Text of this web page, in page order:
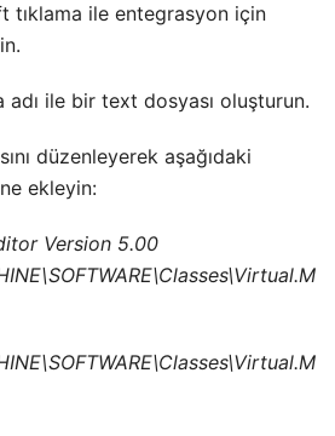
tıklama ile entegrasyon için
ile bir text dosyası oluşturun.
düzenleyerek aşağıdaki
ekleyin:
Version 5.00